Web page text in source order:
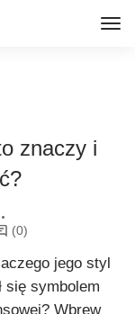
znaczy i
(0)
jego styl
się symbolem
Wbrew